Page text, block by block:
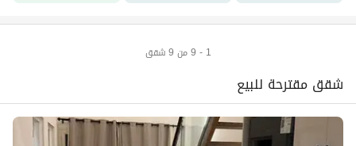
1 - 9 من 9 شقق
شقق مقترحة للبيع